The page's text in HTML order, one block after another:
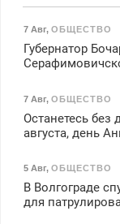
7 Авг, ОБЩЕСТВО
Губернатор
7 Авг, ОБЩЕСТВО
Останетесь без
августа, день
5 Авг, ОБЩЕСТВО
В Волгограде
для